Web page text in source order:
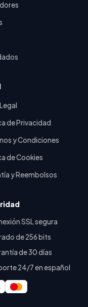
de Privacidad
y Condiciones
de Cookies
y Reembolsos
SSL segura
de 256 bits
de 30 días
24/7 en español